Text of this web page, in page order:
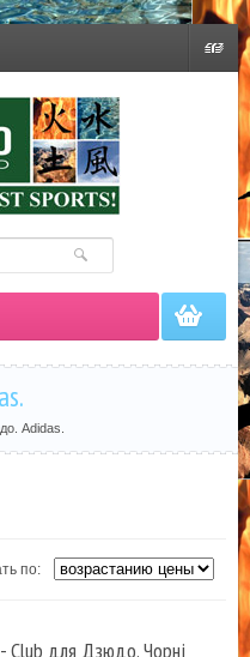
Гривна
Adidas.
по:
Club для Дзюдо. Чорні